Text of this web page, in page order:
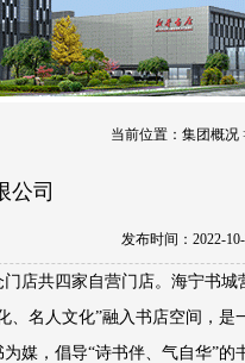
当前位置：集团概况
公司
发布时间：2022-10-
店共四家自营门店。海宁书城
、名人文化”融入书店空间，是
媒，倡导“诗书伴、气自华”的